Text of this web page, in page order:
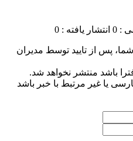
: 0 انتشار یافته : 0
پس از تایید توسط مدیران
باشد منتشر نخواهد شد.
یا غیر مرتبط با خبر باشد